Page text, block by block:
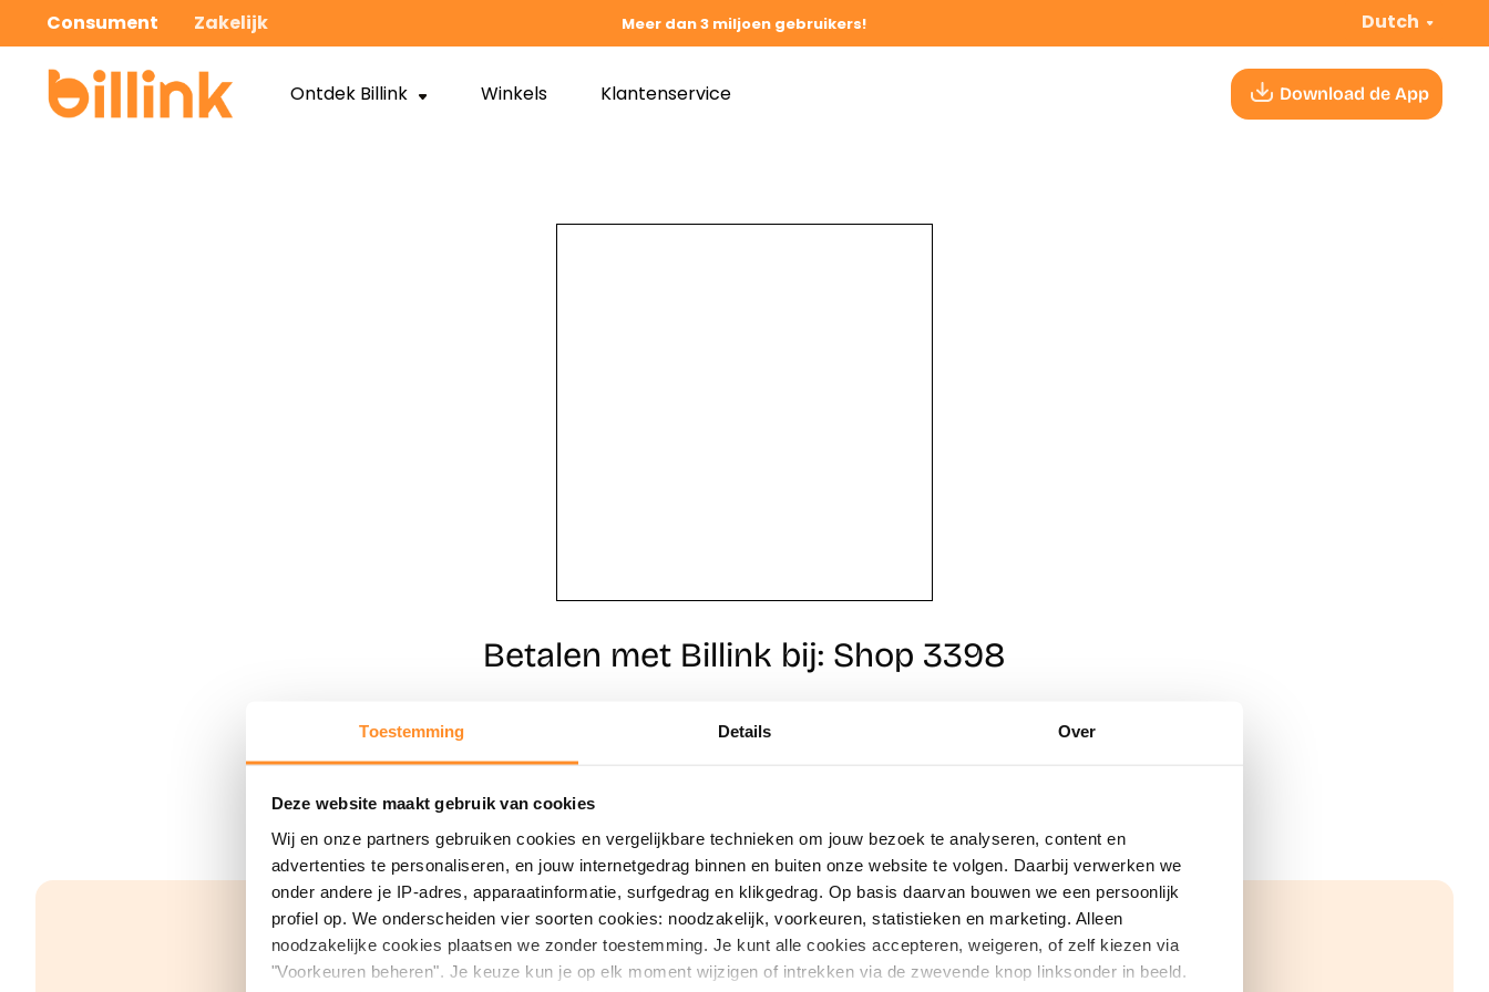
Toestemming Details Over
Deze website maakt gebruik van cookies
Wij en onze partners gebruiken cookies en vergelijkbare technieken om jouw bezoek te analyseren, content en
advertenties te personaliseren, en jouw internetgedrag binnen en buiten onze website te volgen. Daarbij verwerken we
onder andere je IP-adres, apparaatinformatie, surfgedrag en klikgedrag. Op basis daarvan bouwen we een persoonlijk
profiel op. We onderscheiden vier soorten cookies: noodzakelijk, voorkeuren, statistieken en marketing. Alleen
noodzakelijke cookies plaatsen we zonder toestemming. Je kunt alle cookies accepteren, weigeren, of zelf kiezen via
"Voorkeuren beheren". Je keuze kun je op elk moment wijzigen of intrekken via de zwevende knop linksonder in beeld.
Consument Zakelijk Meer dan 3 miljoen gebruikers! Dutch
Ontdek Billink Winkels Klantenservice Download de App
Betalen met Billink bij: Shop 3398